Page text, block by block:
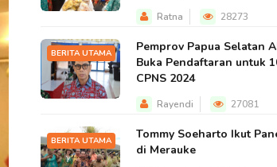
Ratna 28273
BERITA UTAMA
Pemprov Papua Selatan
Buka Pendaftaran untuk
CPNS 2024
Rayendi 27081
BERITA UTAMA
Tommy Soeharto Ikut
di Merauke